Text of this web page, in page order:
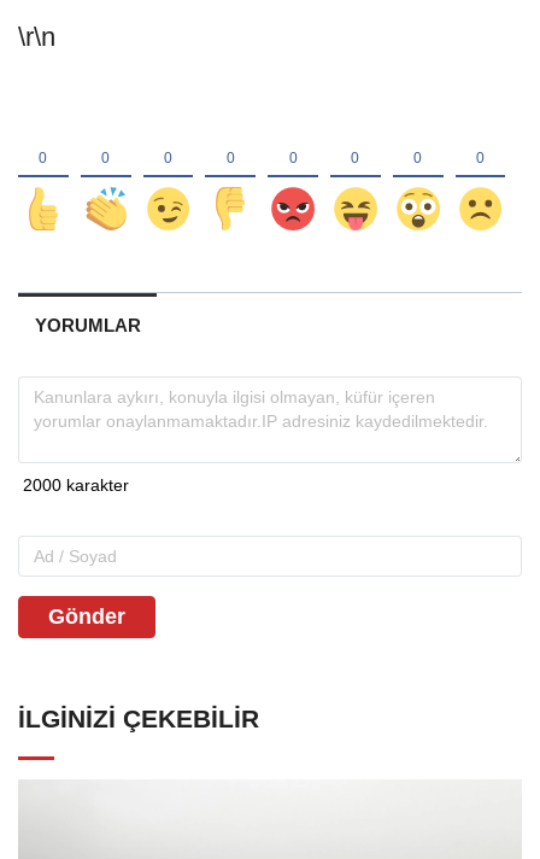
\r\n
YORUMLAR
Gönder
İLGINIZI ÇEKEBILIR